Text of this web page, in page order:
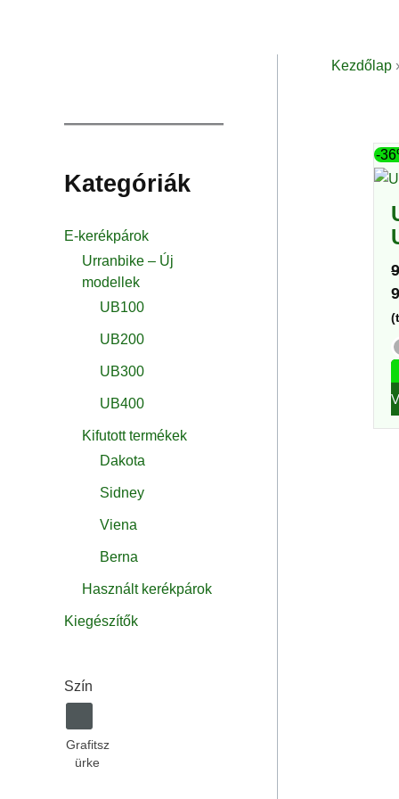
Kategóriák
E-kerékpárok
Urranbike – Új
modellek
UB100
UB200
UB300
UB400
Kifutott termékek
Dakota
Sidney
Viena
Berna
Használt kerékpárok
Kiegészítők
Szín
Grafitsz
ürke
Kezdőlap
-